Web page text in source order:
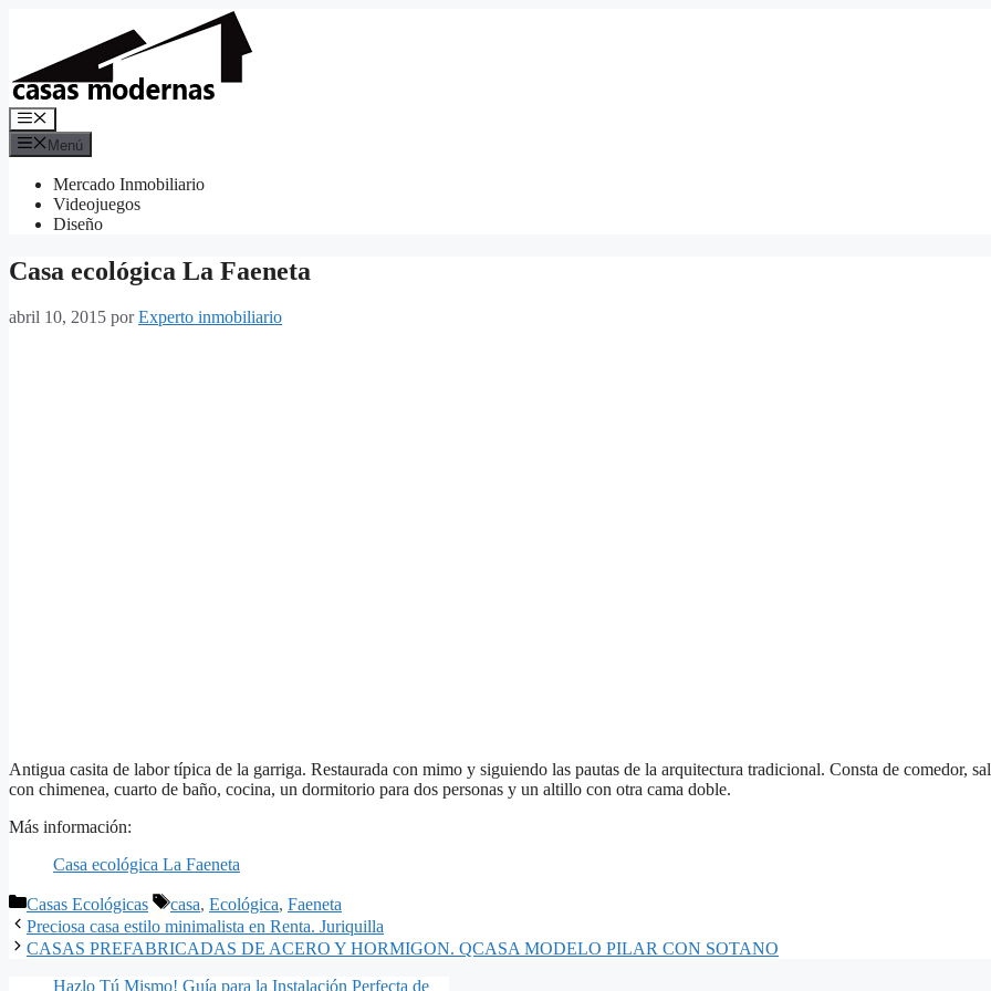
contenido
Menú
Menú
Mercado Inmobiliario
Videojuegos
Diseño
Casa ecológica La Faeneta
abril 10, 2015 porExperto inmobiliario
Antigua casita de labor típica de la garriga. Restaurada con mimo y siguiendo las pautas de la arquitectura tradicional. Consta de comedor,
con chimenea, cuarto de baño, cocina, un dormitorio para dos personas y un altillo con otra cama doble.
Más información:
Casa ecológica La Faeneta
Categorías
Casas Ecológicas Etiquetas
casa, Ecológica, Faeneta
Preciosa casa estilo minimalista en Renta. Juriquilla
CASAS PREFABRICADAS DE ACERO Y HORMIGON. QCASA MODELO PILAR CON SOTANO
Hazlo Tú Mismo! Guía para la Instalación Perfecta de